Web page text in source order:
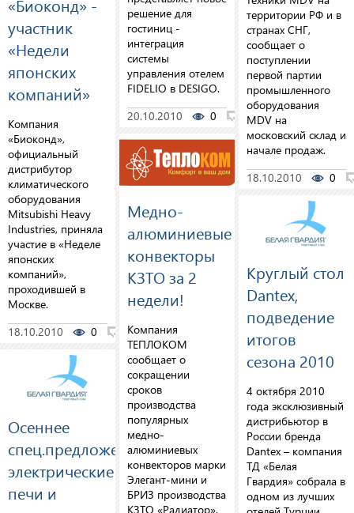
«Биоконд» -
участник
«Недели
японских
компаний»
Компания
«Биоконд»,
официальный
дистрибутор
климатического
оборудования
Mitsubishi Heavy
Industries, приняла
участие в «Неделе
японских
компаний»,
проходившей в
Москве.
18.10.2010
0 0
Осеннее
спец.предложение:
электрические
печи и
решение для
гостиниц -
интеграция
системы
управления отелем
FIDELIO в DESIGO.
20.10.2010
0 0
Медно-
алюминиевые
конвекторы
КЗТО за 2
недели!
Компания
ТЕПЛОКОМ
сообщает о
сокращении
сроков
производства
популярных
медно-
алюминиевых
конвекторов марки
Элегант-мини и
БРИЗ производства
КЗТО «Радиатор».
территории РФ и в
странах СНГ,
сообщает о
поступлении
первой партии
промышленного
оборудования
MDV на
московский склад и
начале продаж.
18.10.2010
0
Круглый стол
Dantex,
подведение
итогов
сезона 2010
4 октября 2010
года эксклюзивный
дистрибьютор в
России бренда
Dantex – компания
ТД «Белая
Гвардия» собрала в
одном из лучших